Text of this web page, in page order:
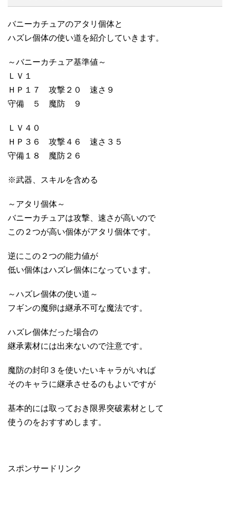
バニーカチュアのアタリ個体と
ハズレ個体の使い道を紹介していきます。
～バニーカチュア基準値～
ＬＶ１
ＨＰ１７ 攻撃２０ 速さ９
守備 ５ 魔防 ９
ＬＶ４０
ＨＰ３６ 攻撃４６ 速さ３５
守備１８ 魔防２６
※武器、スキルを含める
～アタリ個体～
バニーカチュアは攻撃、速さが高いので
この２つが高い個体がアタリ個体です。
逆にこの２つの能力値が
低い個体はハズレ個体になっています。
～ハズレ個体の使い道～
フギンの魔卵は継承不可な魔法です。
ハズレ個体だった場合の
継承素材には出来ないので注意です。
魔防の封印３を使いたいキャラがいれば
そのキャラに継承させるのもよいですが
基本的には取っておき限界突破素材として
使うのをおすすめします。
スポンサードリンク